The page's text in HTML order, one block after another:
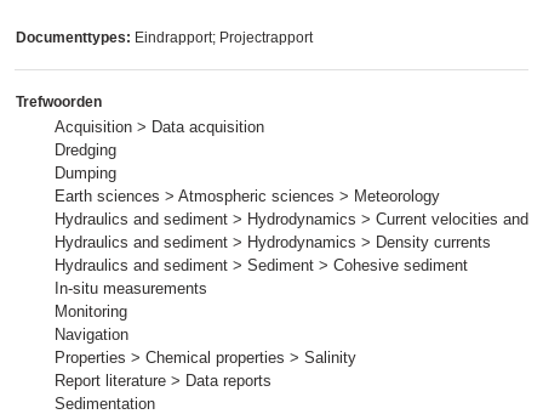
Documenttypes: Eindrapport; Projectrapport
Trefwoorden
Acquisition > Data acquisition
Dredging
Dumping
Earth sciences > Atmospheric sciences > Meteorology
Hydraulics and sediment > Hydrodynamics > Current velocities and
Hydraulics and sediment > Hydrodynamics > Density currents
Hydraulics and sediment > Sediment > Cohesive sediment
In-situ measurements
Monitoring
Navigation
Properties > Chemical properties > Salinity
Report literature > Data reports
Sedimentation